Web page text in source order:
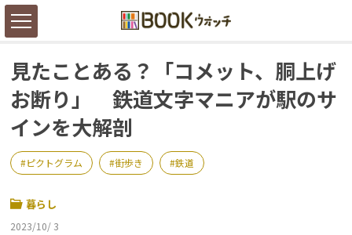
見たことある？「コメット、胴上げ
お断り」 鉄道文字マニアが駅のサ
インを大解剖
ピクトグラム 街歩き 鉄道
暮らし
2023/10/ 3